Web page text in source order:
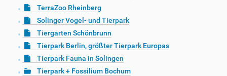
TerraZoo Rheinberg
Solinger Vogel- und Tierpark
Tiergarten Schönbrunn
Tierpark Berlin, größter Tierpark Europas
Tierpark Fauna in Solingen
Tierpark + Fossilium Bochum